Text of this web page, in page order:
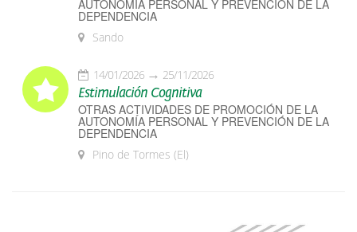
AUTONOMÍA PERSONAL Y PREVENCIÓN DE LA
DEPENDENCIA
Sando
14/01/2026 25/11/2026
Estimulación Cognitiva
OTRAS ACTIVIDADES DE PROMOCIÓN DE LA
AUTONOMÍA PERSONAL Y PREVENCIÓN DE LA
DEPENDENCIA
Pino de Tormes (El)